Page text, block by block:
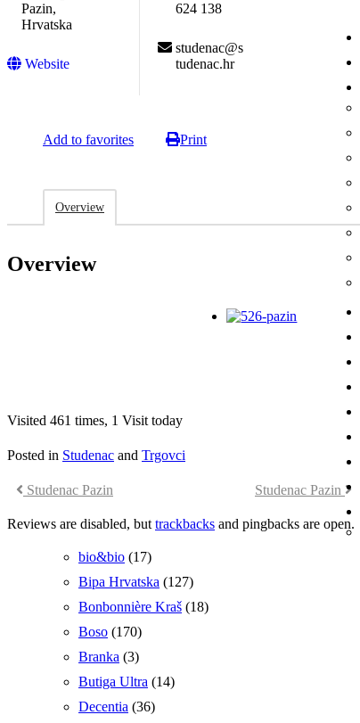
Pazin,
Hrvatska
Website
624 138
studenac@s
tudenac.hr
Add to favorites Print
Overview
Overview
Visited 461 times, 1 Visit today
Posted in Studenac and Trgovci
Studenac Pazin Studenac Pazin
Reviews are disabled, but trackbacks and pingbacks are open.
bio&bio (17)
Bipa Hrvatska (127)
Bonbonnière Kraš (18)
Boso (170)
Branka (3)
Butiga Ultra (14)
Decentia (36)